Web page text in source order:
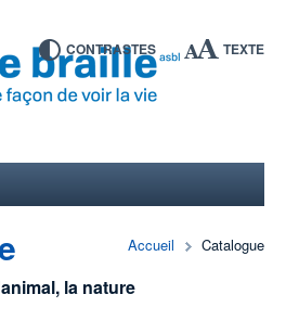
CONTRASTES TEXTE
Accueil Catalogue
la nature